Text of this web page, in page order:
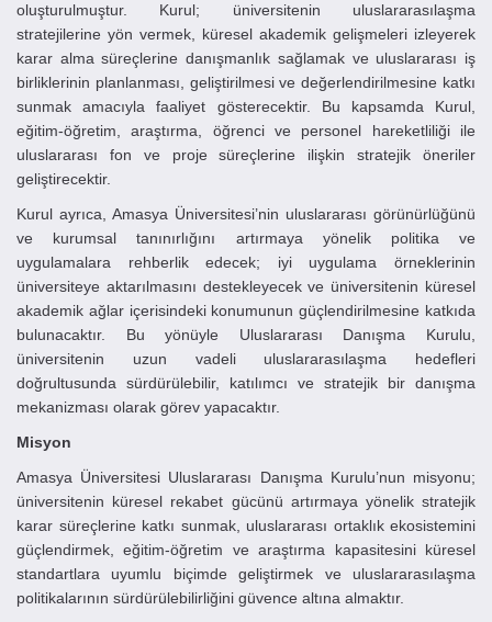
oluşturulmuştur. Kurul; üniversitenin uluslararasılaşma
stratejilerine yön vermek, küresel akademik gelişmeleri izleyerek
karar alma süreçlerine danışmanlık sağlamak ve uluslararası iş
birliklerinin planlanması, geliştirilmesi ve değerlendirilmesine katkı
sunmak amacıyla faaliyet gösterecektir. Bu kapsamda Kurul,
eğitim-öğretim, araştırma, öğrenci ve personel hareketliliği ile
uluslararası fon ve proje süreçlerine ilişkin stratejik öneriler
geliştirecektir.
Kurul ayrıca, Amasya Üniversitesi’nin uluslararası görünürlüğünü
ve kurumsal tanınırlığını artırmaya yönelik politika ve
uygulamalara rehberlik edecek; iyi uygulama örneklerinin
üniversiteye aktarılmasını destekleyecek ve üniversitenin küresel
akademik ağlar içerisindeki konumunun güçlendirilmesine katkıda
bulunacaktır. Bu yönüyle Uluslararası Danışma Kurulu,
üniversitenin uzun vadeli uluslararasılaşma hedefleri
doğrultusunda sürdürülebilir, katılımcı ve stratejik bir danışma
mekanizması olarak görev yapacaktır.
Misyon
Amasya Üniversitesi Uluslararası Danışma Kurulu’nun misyonu;
üniversitenin küresel rekabet gücünü artırmaya yönelik stratejik
karar süreçlerine katkı sunmak, uluslararası ortaklık ekosistemini
güçlendirmek, eğitim-öğretim ve araştırma kapasitesini küresel
standartlara uyumlu biçimde geliştirmek ve uluslararasılaşma
politikalarının sürdürülebilirliğini güvence altına almaktır.